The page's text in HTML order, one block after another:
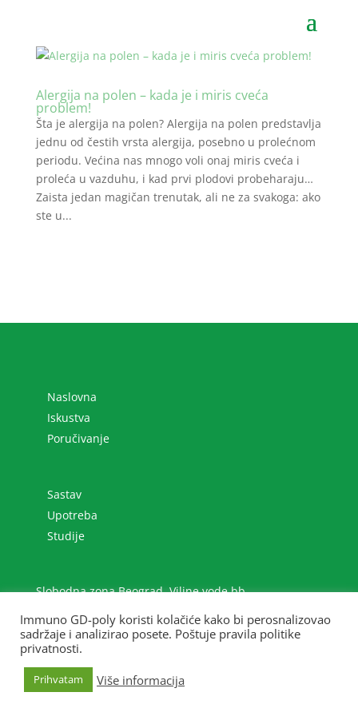
Alergija na polen – kada je i miris cveća
problem!
Šta je alergija na polen? Alergija na polen predstavlja
jednu od čestih vrsta alergija, posebno u prolećnom
periodu. Većina nas mnogo voli onaj miris cveća i
proleća u vazduhu, i kad prvi plodovi probeharaju…
Zaista jedan magičan trenutak, ali ne za svakoga: ako
ste u...
Naslovna
Iskustva
Poručivanje
Sastav
Upotreba
Studije
Slobodna zona Beograd, Viline vode bb
immuno@gdpoly.net
Immuno GD-poly koristi kolačiće kako bi perosnalizovao
sadržaje i analizirao posete. Poštuje pravila politike
privatnosti.
Prihvatam Više informacija